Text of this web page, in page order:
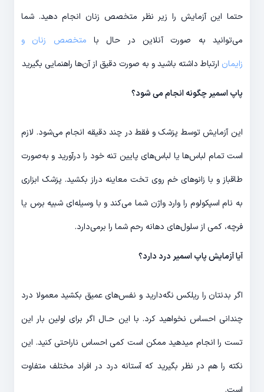
حتما این آزمایش را زیر نظر متخصص زنان انجام دهید. شما
می‌توانید به صورت آنلاین در حال با متخصص زنان و
زایمان ارتباط داشته باشید و به صورت دقیق از آن‌ها راهنمایی بگیرید
پاپ اسمیر چگونه انجام می شود؟
این آزمایش توسط پزشک و فقط در چند دقیقه انجام می‌شود. لازم
است تمام لباس‌ها یا لباس‎‌های پایین تنه خود را درآورید و به‌صورت
طاقباز و با زانوهای خم روی تخت معاینه دراز بکشید. پزشک ابزاری
به نام اسپکولوم را وارد واژن شما می‌کند و با وسیله‌ای شبیه برس یا
فرچه، کمی از سلول‌های دهانه رحم شما را برمی‌دارد.
آیا آزمایش پاپ اسمیر درد دارد؟
اگر بدنتان را ریلکس نگه‌دارید و نفس‌های عمیق بکشید معمولا درد
چندانی احساس نخواهید کرد. با این حـال اگر برای اولین بار این
تست را انجام می‎دهید ممکن است کمی احساس ناراحتی کنید. این
نکته را هم در نظر بگیرید که آستانه درد در افراد مختلف متفاوت